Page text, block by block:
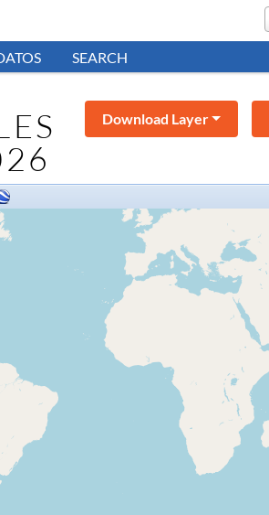
SEARCH
Download Layer